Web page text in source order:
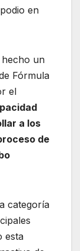
en
hecho un
Fórmula
el
a los
de
categoría
esta